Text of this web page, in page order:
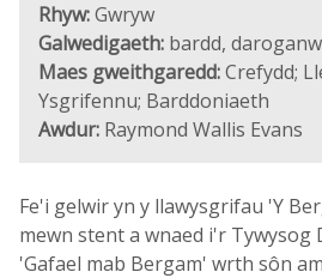
Rhyw:Gwryw
Galwedigaeth: bardd,
Maes gweithgaredd:Crefydd;
Ysgrifennu; Barddoniaeth
Awdur: Raymond Wallis Evans
Fe'i gelwir yn y llawysgrifau 'Y
mewn stent a wnaed i'r Tywysog
'Gafael mab Bergam' wrth sôn